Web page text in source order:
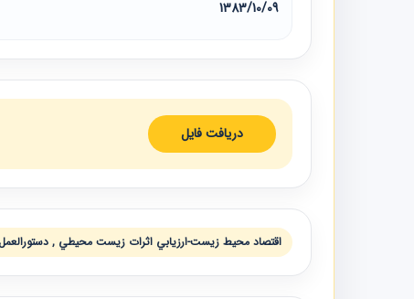
1383/10/09
دریافت فایل
اقتصاد محيط زيست-ارزيابي اثرات زيست محيطي ,